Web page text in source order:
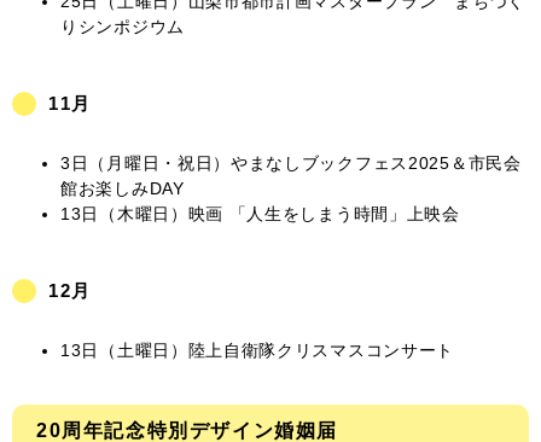
りシンポジウム
11月
3日（月曜日・祝日）やまなしブックフェス2025＆市民会
館お楽しみDAY
13日（木曜日）映画 「人生をしまう時間」上映会
12月
13日（土曜日）陸上自衛隊クリスマスコンサート
20周年記念特別デザイン婚姻届